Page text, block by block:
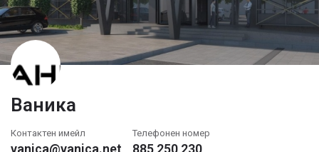
Ваника
Контактен имейл
vanica@vanica.net
Телефонен номер
885 250 230